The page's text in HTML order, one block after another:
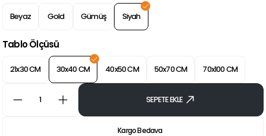
Beyaz Gold Gümüş Siyah
Tablo Ölçüsü
21x30 CM 30x40 CM 40x50 CM 50x70 CM 70x100 CM
SEPETE EKLE
Kargo Bedava